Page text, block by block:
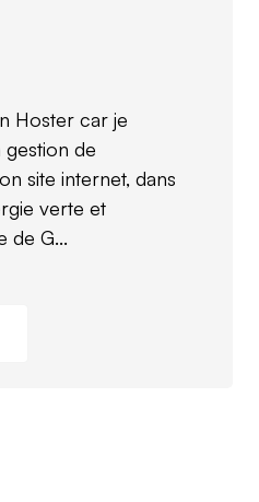
Hoster car je
gestion de
site internet, dans
verte et
de G...